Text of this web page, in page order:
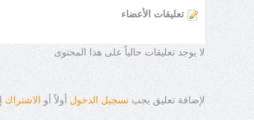
تعليقات الأعضاء
لا يوجد تعليقات حالياً على هذا المحتوى
لإضافة تعليق يجبتسجيل الدخول أولاً أو الاشتراك